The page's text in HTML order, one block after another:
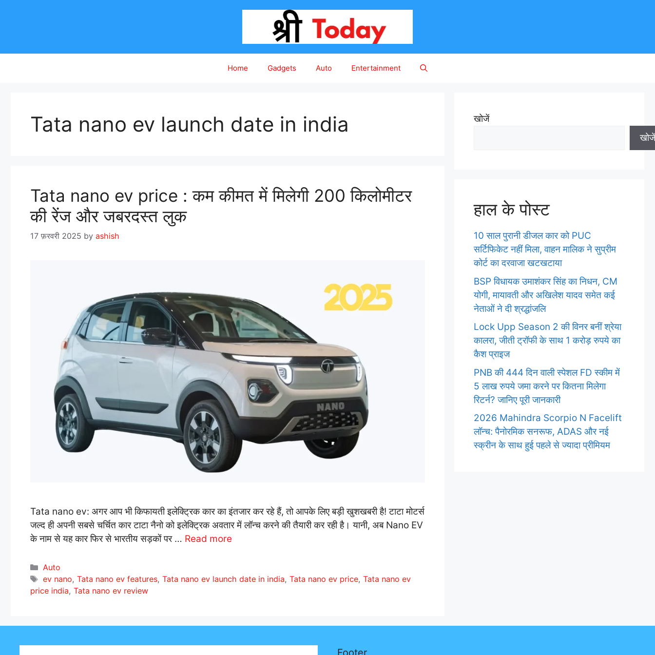
Home Gadgets Auto Entertainment
Tata nano ev launch date in india
Tata nano ev price : कम कीमत में मिलेगी 200 किलोमीटर
की रेंज और जबरदस्त लुक
17 फ़रवरी 2025 by ashish
Tata nano ev: अगर आप भी किफायती इलेक्ट्रिक कार का इंतजार कर रहे हैं, तो आपके लिए बड़ी खुशखबरी है! टाटा मोटर्स
जल्द ही अपनी सबसे चर्चित कार टाटा नैनो को इलेक्ट्रिक अवतार में लॉन्च करने की तैयारी कर रही है। यानी, अब Nano EV
के नाम से यह कार फिर से भारतीय सड़कों पर … Read more
C
a
t
o
i
Auto
T
a
ev nano, Tata nano ev features, Tata nano ev launch date in india, Tata nano ev price, Tata nano ev
price india, Tata nano ev review
खोजें
खोजें
हाल के पोस्ट
10 साल पुरानी डीजल कार को PUC
सर्टिफिकेट नहीं मिला, वाहन मालिक ने सुप्रीम
कोर्ट का दरवाजा खटखटाया
BSP विधायक उमाशंकर सिंह का निधन, CM
योगी, मायावती और अखिलेश यादव समेत कई
नेताओं ने दी श्रद्धांजलि
Lock Upp Season 2 की विनर बनीं श्रेया
कालरा, जीती ट्रॉफी के साथ 1 करोड़ रुपये का
कैश प्राइज
PNB की 444 दिन वाली स्पेशल FD स्कीम में
5 लाख रुपये जमा करने पर कितना मिलेगा
रिटर्न? जानिए पूरी जानकारी
2026 Mahindra Scorpio N Facelift
लॉन्च: पैनोरमिक सनरूफ, ADAS और नई
स्क्रीन के साथ हुई पहले से ज्यादा प्रीमियम
Footer